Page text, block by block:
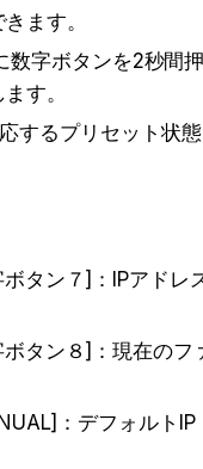
ます。
数字ボタンを2秒間
す。
するプリセット状態
タン７]：IPアドレ
タン８]：現在のフ
：デフォルトIP